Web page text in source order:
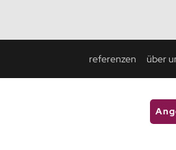
referenzen über